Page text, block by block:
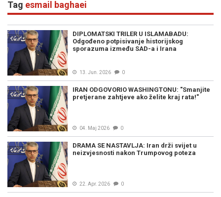
Tag esmail baghaei
DIPLOMATSKI TRILER U ISLAMABADU:
Odgođeno potpisivanje historijskog
sporazuma između SAD-a i Irana
13. Jun. 2026 0
IRAN ODGOVORIO WASHINGTONU: "Smanjite
pretjerane zahtjeve ako želite kraj rata!"
04. Maj 2026 0
DRAMA SE NASTAVLJA: Iran drži svijet u
neizvjesnosti nakon Trumpovog poteza
22. Apr. 2026 0